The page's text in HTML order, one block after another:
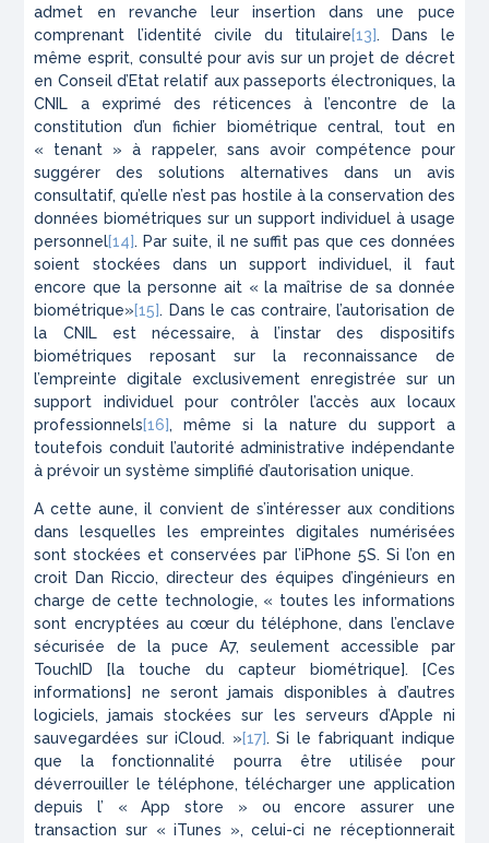
admet en revanche leur insertion dans une puce
comprenant l’identité civile du titulaire[13]. Dans le
même esprit, consulté pour avis sur un projet de décret
en Conseil d’Etat relatif aux passeports électroniques, la
CNIL a exprimé des réticences à l’encontre de la
constitution d’un fichier biométrique central, tout en
« tenant » à rappeler, sans avoir compétence pour
suggérer des solutions alternatives dans un avis
consultatif, qu’elle n’est pas hostile à la conservation des
données biométriques sur un support individuel à usage
personnel[14]. Par suite, il ne suffit pas que ces données
soient stockées dans un support individuel, il faut
encore que la personne ait « la maîtrise de sa donnée
biométrique»[15]. Dans le cas contraire, l’autorisation de
la CNIL est nécessaire, à l’instar des dispositifs
biométriques reposant sur la reconnaissance de
l’empreinte digitale exclusivement enregistrée sur un
support individuel pour contrôler l’accès aux locaux
professionnels[16], même si la nature du support a
toutefois conduit l’autorité administrative indépendante
à prévoir un système simplifié d’autorisation unique.
A cette aune, il convient de s’intéresser aux conditions
dans lesquelles les empreintes digitales numérisées
sont stockées et conservées par l’iPhone 5S. Si l’on en
croit Dan Riccio, directeur des équipes d’ingénieurs en
charge de cette technologie, « toutes les informations
sont encryptées au cœur du téléphone, dans l’enclave
sécurisée de la puce A7, seulement accessible par
TouchID [la touche du capteur biométrique]. [Ces
informations] ne seront jamais disponibles à d’autres
logiciels, jamais stockées sur les serveurs d’Apple ni
sauvegardées sur iCloud. »[17]. Si le fabriquant indique
que la fonctionnalité pourra être utilisée pour
déverrouiller le téléphone, télécharger une application
depuis l’ « App store » ou encore assurer une
transaction sur « iTunes », celui-ci ne réceptionnerait